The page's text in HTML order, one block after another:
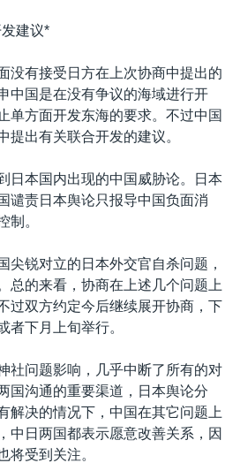
建议*
没有接受日方在上次协商中提出的
中国是在没有争议的海域进行开
单方面开发东海的要求。不过中国
提出有关联合开发的建议。
日本国内出现的中国威胁论。日本
谴责日本舆论只报导中国负面消
制。
尖锐对立的日本外交官自杀问题，
总的来看，协商在上述几个问题上
过双方约定今后继续展开协商，下
者下月上旬举行。
社问题影响，几乎中断了所有的对
国沟通的重要渠道，日本舆论分
解决的情况下，中国在其它问题上
中日两国都表示愿意改善关系，因
将受到关注。